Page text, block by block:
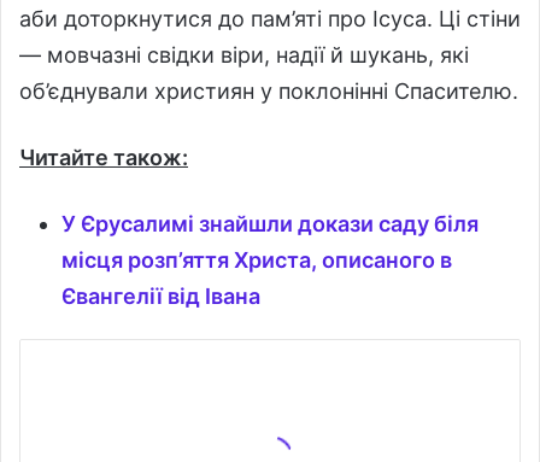
аби доторкнутися до пам’яті про Ісуса. Ці стіни
— мовчазні свідки віри, надії й шукань, які
об’єднували християн у поклонінні Спасителю.
Читайте також:
У Єрусалимі знайшли докази саду біля
місця розп’яття Христа, описаного в
Євангелії від Івана